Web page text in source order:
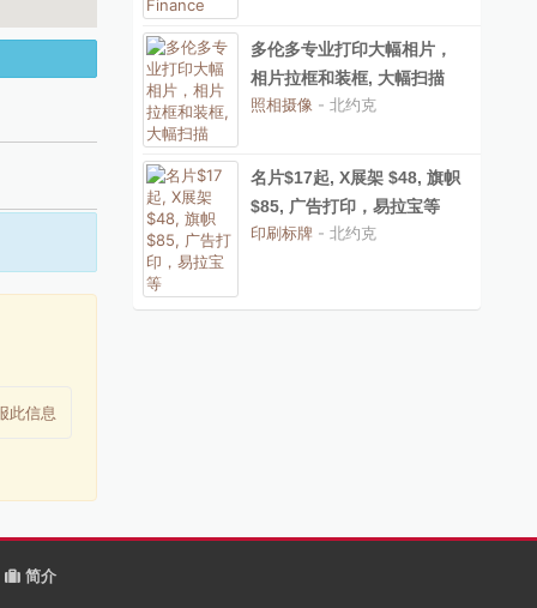
此信息
多伦多专业打印大幅相片，
相片拉框和装框, 大幅扫描
照相摄像 - 北约克
名片$17起, X展架 $48, 旗帜
$85, 广告打印，易拉宝等
印刷标牌 - 北约克
简介